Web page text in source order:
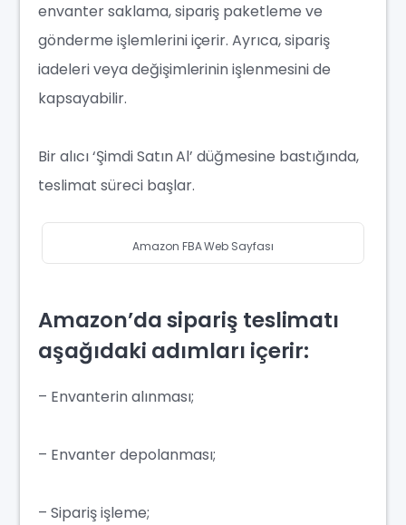
envanter saklama, sipariş paketleme ve
gönderme işlemlerini içerir. Ayrıca, sipariş
iadeleri veya değişimlerinin işlenmesini de
kapsayabilir.
Bir alıcı ‘Şimdi Satın Al’ düğmesine bastığında,
teslimat süreci başlar.
Amazon FBA Web Sayfası
Amazon’da sipariş teslimatı
aşağıdaki adımları içerir:
– Envanterin alınması;
– Envanter depolanması;
– Sipariş işleme;